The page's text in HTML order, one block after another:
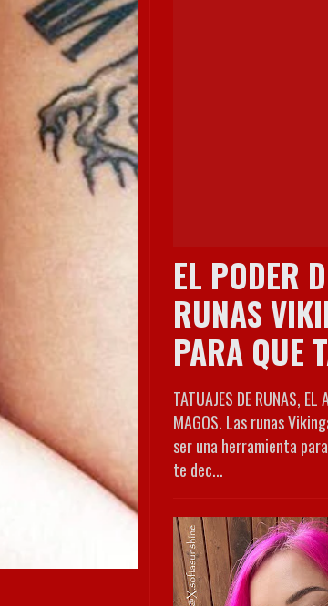
EL PODER
RUNAS
PARA QUE
TATUAJES DE RUNAS, EL
MAGOS. Las runas
ser una herramienta
te dec...